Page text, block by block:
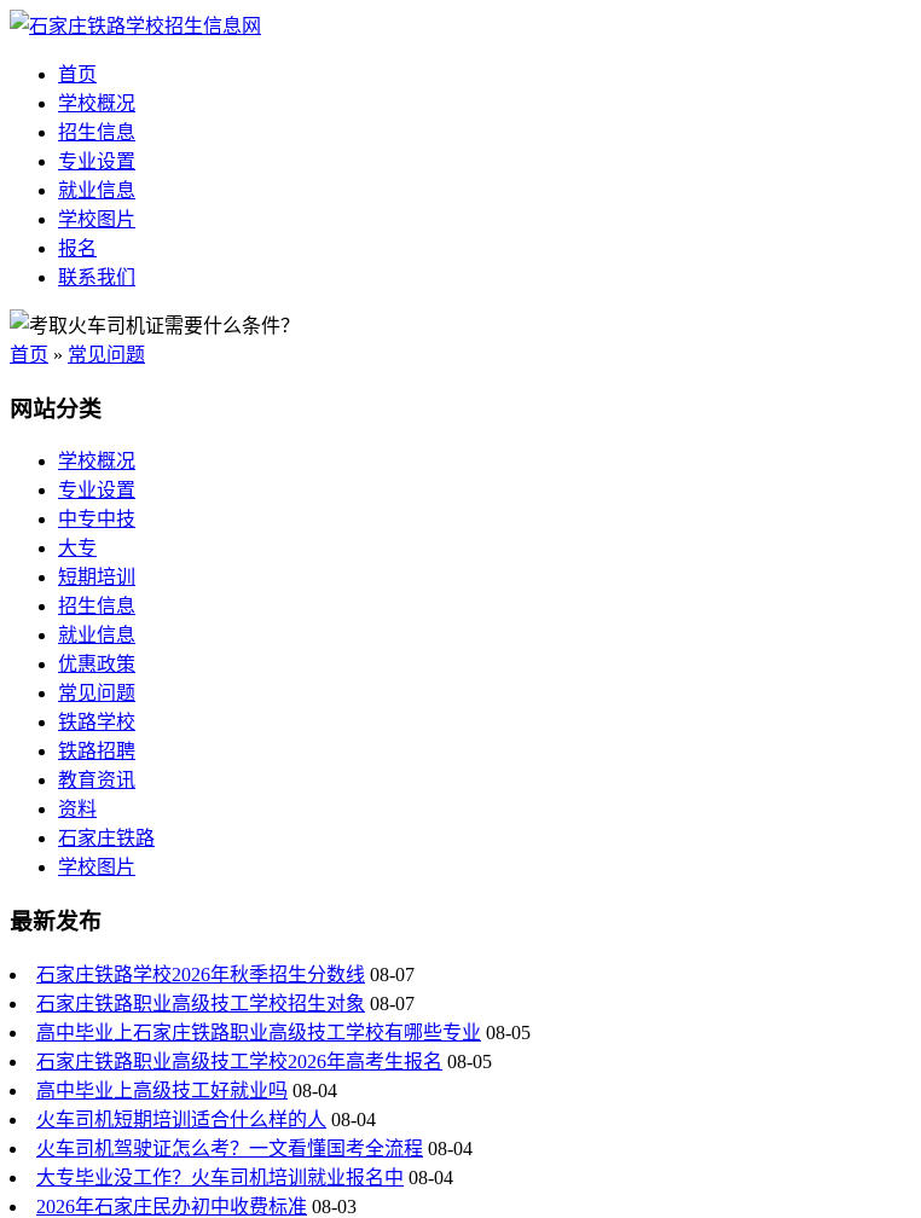
首页
学校概况
招生信息
专业设置
就业信息
学校图片
报名
联系我们
首页 » 常见问题
网站分类
学校概况
专业设置
中专中技
大专
短期培训
招生信息
就业信息
优惠政策
常见问题
铁路学校
铁路招聘
教育资讯
资料
石家庄铁路
学校图片
最新发布
石家庄铁路学校2026年秋季招生分数线 08-07
石家庄铁路职业高级技工学校招生对象 08-07
高中毕业上石家庄铁路职业高级技工学校有哪些专业 08-05
石家庄铁路职业高级技工学校2026年高考生报名 08-05
高中毕业上高级技工好就业吗 08-04
火车司机短期培训适合什么样的人 08-04
火车司机驾驶证怎么考？一文看懂国考全流程 08-04
大专毕业没工作？火车司机培训就业报名中 08-04
2026年石家庄民办初中收费标准 08-03